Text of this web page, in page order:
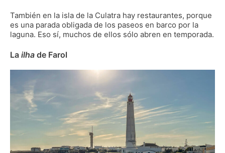
También en la isla de la Culatra hay restaurantes, porque
es una parada obligada de los paseos en barco por la
laguna. Eso sí, muchos de ellos sólo abren en temporada.
La ilha de Farol